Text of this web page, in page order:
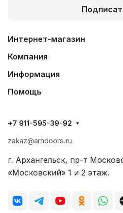
Интернет-магазин
Компания
Информация
Помощь
+7 911-595-39-92
zakaz@arhdoors.ru
г. Архангельск, пр-т
«Московский» 1 и 2 этаж.